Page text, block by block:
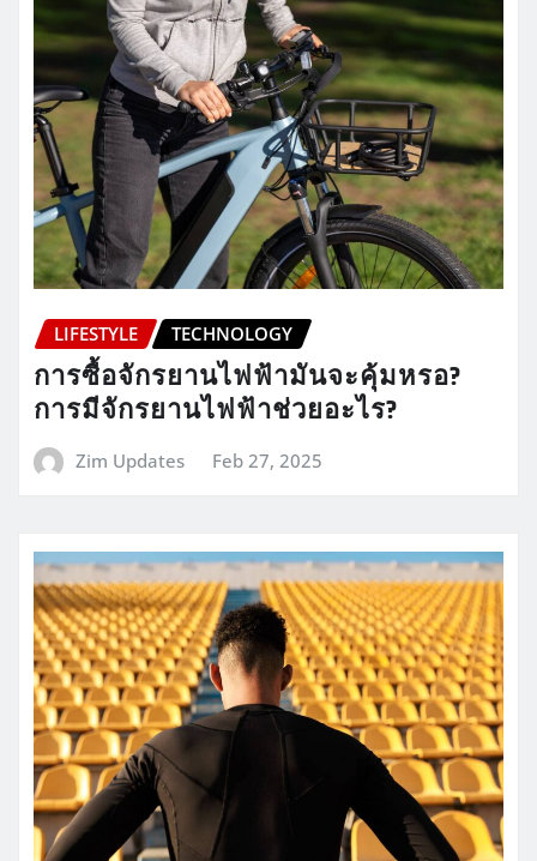
LIFESTYLE TECHNOLOGY
การซื้อจักรยานไฟฟ้ามันจะคุ้มหรอ?
การมีจักรยานไฟฟ้าช่วยอะไร?
Zim Updates Feb 27, 2025